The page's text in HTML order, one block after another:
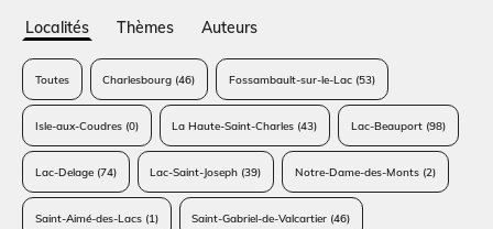
Localités Thèmes Auteurs
Toutes Charlesbourg (46) Fossambault-sur-le-Lac(53)
Isle-aux-Coudres(0) La Haute-Saint-Charles (43) Lac-Beauport(98)
Lac-Delage(74) Lac-Saint-Joseph (39) Notre-Dame-des-Monts(2)
Saint-Aimé-des-Lacs(1) Saint-Gabriel-de-Valcartier (46)